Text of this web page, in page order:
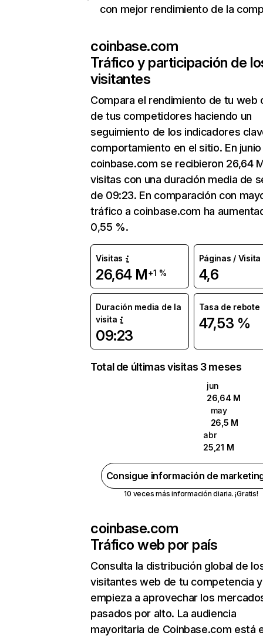
con mejor rendimiento de la
coinbase.com
Tráfico y participación de
visitantes
Compara el rendimiento de tu web
de tus competidores haciendo un
seguimiento de los indicadores
comportamiento en el sitio. En junio
coinbase.com se recibieron 26,64
visitas con una duración media de
de 09:23. En comparación con
tráfico a coinbase.com ha
0,55 %.
Visitas
26,64 M+1 %
Páginas / Visita
4,6
Duración media de la
visita
09:23
Tasa de rebote
47,53 %
Total de últimas visitas 3 meses
jun
26,64 M
may
26,5 M
abr
25,21 M
Consigue información de
10 veces más información diaria. ¡Gratis!
coinbase.com
Tráfico web por país
Consulta la distribución global de
visitantes web de tu competencia y
empieza a aprovechar los
pasados por alto. La audiencia
mayoritaria de Coinbase.com está